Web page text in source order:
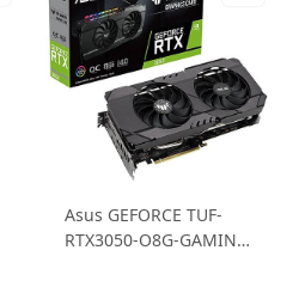
Asus GEFORCE TUF-
RTX3050-O8G-GAMING